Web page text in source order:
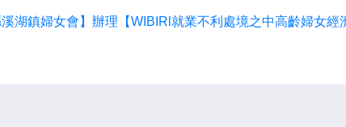
湖鎮婦女會】辦理【WIBIRl就業不利處境之中高齡婦女經